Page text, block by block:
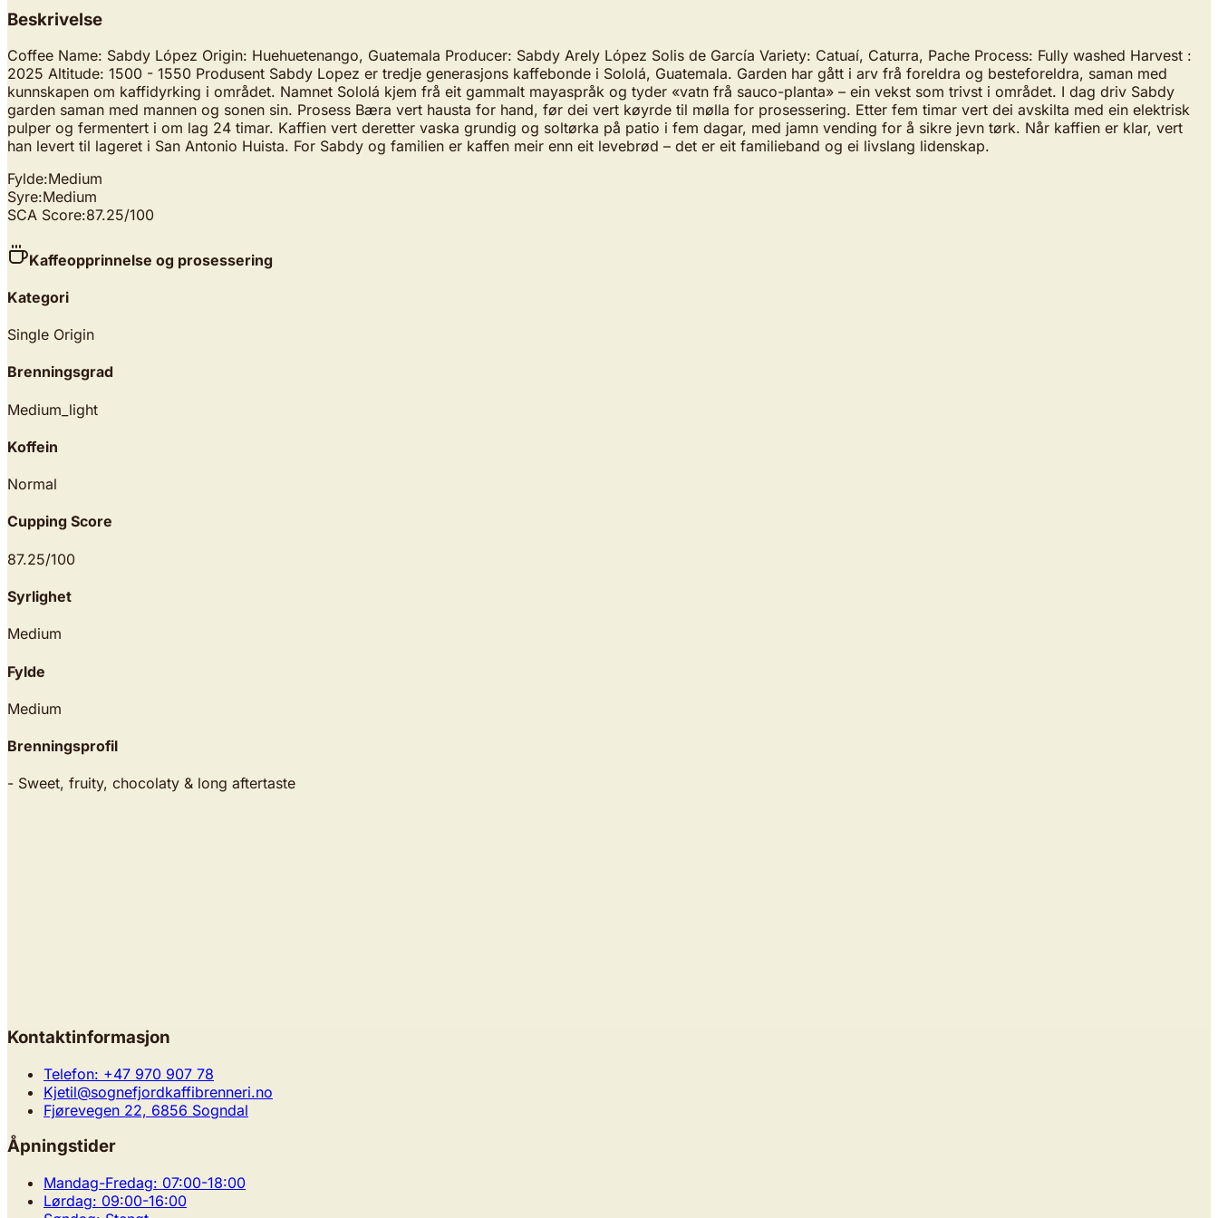
Beskrivelse
Coffee Name: Sabdy López Origin: Huehuetenango, Guatemala Producer: Sabdy Arely López Solis de García Variety: Catuaí, Caturra, Pache Process: Fully washed Harvest :
2025 Altitude: 1500 - 1550 Produsent Sabdy Lopez er tredje generasjons kaffebonde i Sololá, Guatemala. Garden har gått i arv frå foreldra og besteforeldra, saman med
kunnskapen om kaffidyrking i området. Namnet Sololá kjem frå eit gammalt mayaspråk og tyder «vatn frå sauco-planta» – ein vekst som trivst i området. I dag driv Sabdy
garden saman med mannen og sonen sin. Prosess Bæra vert hausta for hand, før dei vert køyrde til mølla for prosessering. Etter fem timar vert dei avskilta med ein elektrisk
pulper og fermentert i om lag 24 timar. Kaffien vert deretter vaska grundig og soltørka på patio i fem dagar, med jamn vending for å sikre jevn tørk. Når kaffien er klar, vert
han levert til lageret i San Antonio Huista. For Sabdy og familien er kaffen meir enn eit levebrød – det er eit familieband og ei livslang lidenskap.
Fylde:Medium
Syre:Medium
SCA Score:87.25/100
Kaffeopprinnelse og prosessering
Kategori
Single Origin
Brenningsgrad
Medium_light
Koffein
Normal
Cupping Score
87.25/100
Syrlighet
Medium
Fylde
Medium
Brenningsprofil
- Sweet, fruity, chocolaty & long aftertaste
Sabdy López - Guatemala
Størrelse Maling Legg i kurv
Kontaktinformasjon
Telefon: +47 970 907 78
Kjetil@sognefjordkaffibrenneri.no
Fjørevegen 22, 6856 Sogndal
Åpningstider
Mandag-Fredag: 07:00-18:00
Lørdag: 09:00-16:00